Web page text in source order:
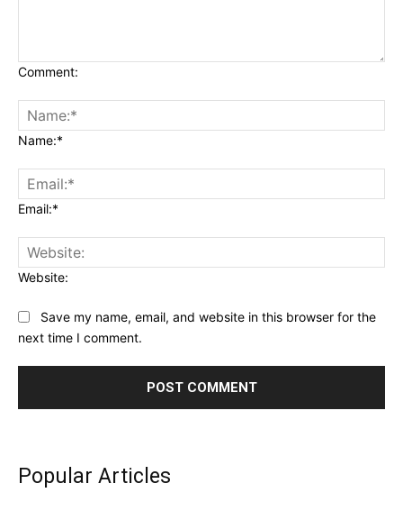
Comment:
Name:*
Email:*
Website:
Save my name, email, and website in this browser for the
next time I comment.
Popular Articles